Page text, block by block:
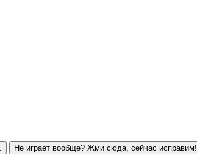
Не играет вообще? Жми сюда, сейчас исправим!